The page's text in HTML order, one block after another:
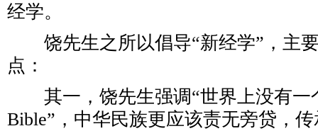
经学。
饶先生之所以倡导“新经学”，主
点：
其一，饶先生强调“世界上没有一
Bible”，中华民族更应该责无旁贷，